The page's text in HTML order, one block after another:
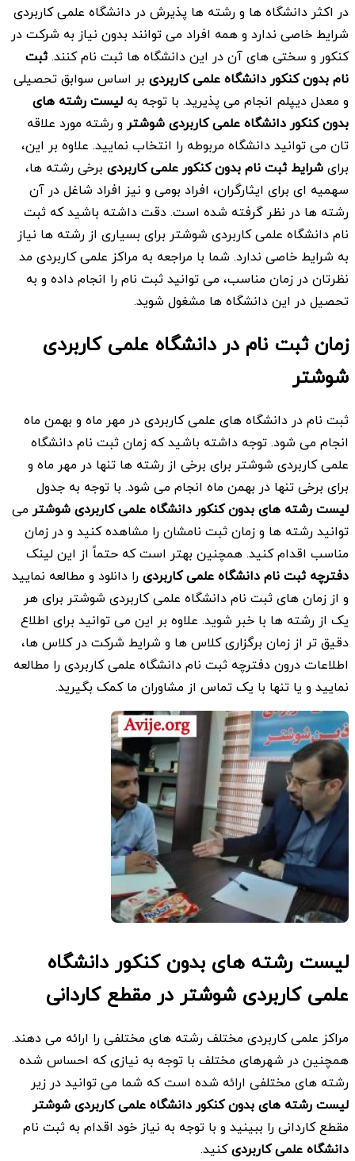
در اکثر دانشگاه ها و رشته ها پذیرش در دانشگاه علمی کاربردی
شرایط خاصی ندارد و همه افراد می توانند بدون نیاز به شرکت در
کنکور و سختی های آن در این دانشگاه ها ثبت نام کنند.ثبت
نام بدون کنکور دانشگاه علمی کاربردی بر اساس سوابق تحصیلی
و معدل دیپلم انجام می پذیرید. با توجه به لیست رشته های
بدون کنکور دانشگاه علمی کاربردی شوشترو رشته مورد علاقه
تان می توانید دانشگاه مربوطه را انتخاب نمایید. علاوه بر این،
برایشرایط ثبت نام بدون کنکور علمی کاربردی برخی رشته ها،
سهمیه ای برای ایثارگران، افراد بومی و نیز افراد شاغل در آن
رشته ها در نظر گرفته شده است. دقت داشته باشید که ثبت
نام دانشگاه علمی کاربردی شوشتر برای بسیاری از رشته ها نیاز
به شرایط خاصی ندارد. شما با مراجعه به مراکز علمی کاربردی مد
نظرتان در زمان مناسب، می توانید ثبت نام را انجام داده و به
تحصیل در این دانشگاه ها مشغول شوید.
زمان ثبت نام در دانشگاه علمی کاربردی
شوشتر
ثبت نام در دانشگاه های علمی کاربردی در مهر ماه و بهمن ماه
انجام می شود. توجه داشته باشید که زمان ثبت نام دانشگاه
علمی کاربردی شوشتر برای برخی از رشته ها تنها در مهر ماه و
برای برخی تنها در بهمن ماه انجام می شود. با توجه به جدول
لیست رشته های بدون کنکوردانشگاه علمی کاربردیشوشترمی
توانید رشته ها و زمان ثبت نامشان را مشاهده کنید و در زمان
مناسب اقدام کنید. همچنین بهتر است که حتماً از این لینک
دفترچه ثبت نام دانشگاه علمی کاربردیرا دانلود و مطالعه نمایید
و از زمان های ثبت نام دانشگاه علمی کاربردی شوشتر برای هر
یک از رشته ها با خبر شوید. علاوه بر این می توانید برای اطلاع
دقیق تر از زمان برگزاری کلاس ها و شرایط شرکت در کلاس ها،
اطلاعات درون دفترچه ثبت نام دانشگاه علمی کاربردی را مطالعه
نمایید و یا تنها با یک تماس از مشاوران ما کمک بگیرید.
لیست رشته های بدون کنکور دانشگاه
علمی کاربردی شوشتر در مقطع کاردانی
مراکز علمی کاربردی مختلف رشته های مختلفی را ارائه می دهند.
همچنین در شهرهای مختلف با توجه به نیازی که احساس شده
رشته های مختلفی ارائه شده است که شما می توانید در زیر
لیست رشته های بدون کنکوردانشگاه علمی کاربردیشوشتر
مقطع کاردانی را ببینید و با توجه به نیاز خود اقدام به ثبت نام
دانشگاه علمی کاربردیکنید.